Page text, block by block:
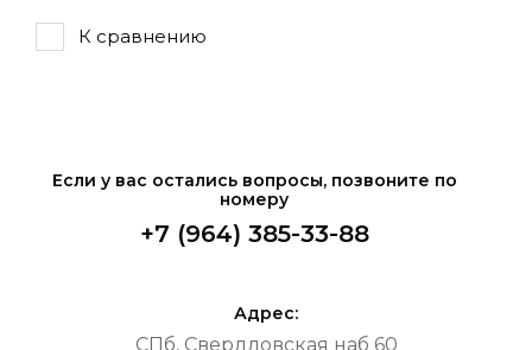
К сравнению
Если у вас остались вопросы, позвоните по
номеру
+7 (964) 385-33-88
Адрес:
СПб, Свердловская наб 60